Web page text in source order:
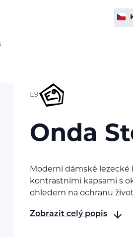
E9
Onda
Moderní dámské lezecké
kontrastními kapsami s
ohledem na ochranu
Zobrazit celý popis